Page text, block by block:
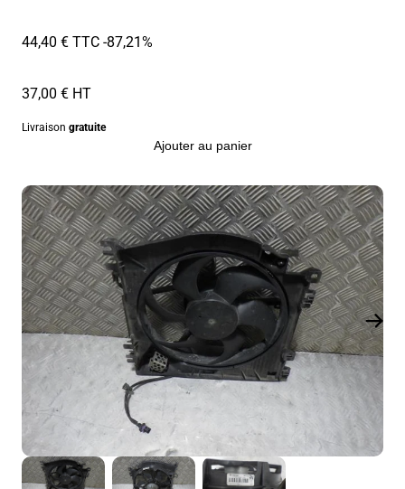
44,40 € TTC-87,21%
37,00 € HT
Livraison gratuite
Ajouter au panier